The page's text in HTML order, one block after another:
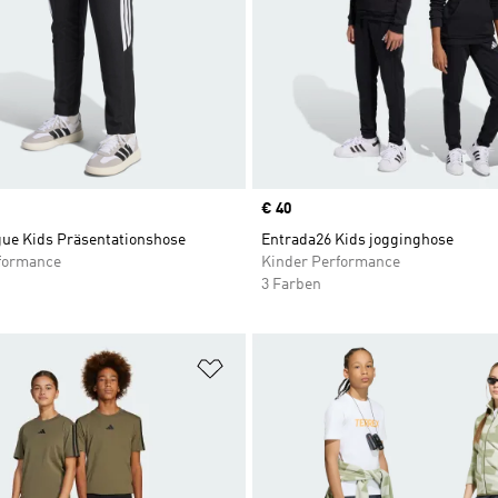
Kids Präsentationshose
Price
€ 40
Entrada26 Kids jogginghose
Kinder Performance
3 Farben
hinzufügen Zur Wunschliste hinzufügen